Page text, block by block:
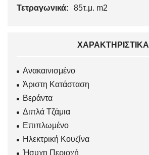
Τετραγωνικά:
85τ.μ. m2
ΧΑΡΑΚΤΗΡΙΣΤΙΚΆ
Ανακαινισμένο
Άριστη Κατάσταση
Βεράντα
Διπλά Τζάμια
Επιπλωμένο
Ηλεκτρική Κουζίνα
Ήσυχη Περιοχή